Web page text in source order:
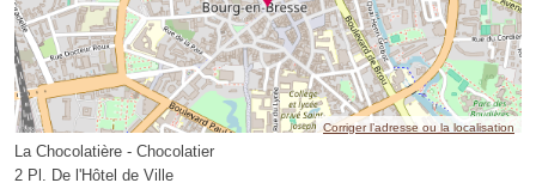
Corriger l’adresse ou la localisation
La Chocolatière - Chocolatier
2 Pl. De l'Hôtel de Ville